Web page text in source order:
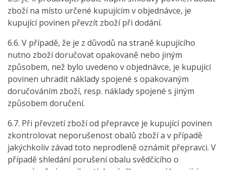
zboží na místo určené kupujícím v objednávce, je
kupující povinen převzít zboží při dodání.
6.6. V případě, že je z důvodů na straně kupujícího
nutno zboží doručovat opakovaně nebo jiným
způsobem, než bylo uvedeno v objednávce, je kupující
povinen uhradit náklady spojené s opakovaným
doručováním zboží, resp. náklady spojené s jiným
způsobem doručení.
6.7. Při převzetí zboží od přepravce je kupující povinen
zkontrolovat neporušenost obalů zboží a v případě
jakýchkoliv závad toto neprodleně oznámit přepravci. V
případě shledání porušení obalu svědčícího o